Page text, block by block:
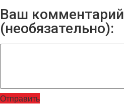
Ваш комментарий
(необязательно):
Отправить